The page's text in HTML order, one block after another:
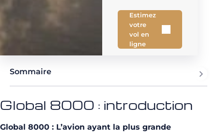
Estimez
votre
vol en
ligne
Sommaire
Global 8000 : introduction
Global 8000 : L’avion ayant la plus grande